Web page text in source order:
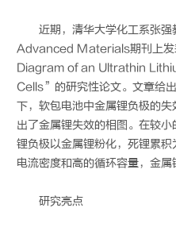
近期，清华大学化工系张
Advanced Materials期刊上
Diagram of an Ultrathin
Cells”的研究性论文。文章给
下，软包电池中金属锂负极的
出了金属锂失效的相图。在较
锂负极以金属锂粉化，死锂累
电流密度和高的循环容量，金属
研究亮点